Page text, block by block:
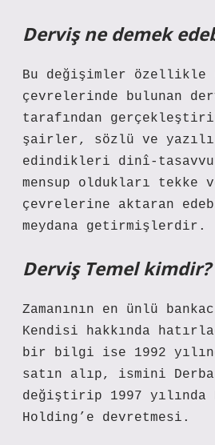
Derviş ne demek
Bu değişimler özellikle
çevrelerinde bulunan
tarafından
şairler, sözlü ve
edindikleri dinî-
mensup oldukları tekke
çevrelerine aktaran
meydana getirmişlerdir.
Derviş Temel kimdir?
Zamanının en ünlü
Kendisi hakkında
bir bilgi ise 1992
satın alıp, ismini
değiştirip 1997 yılında
Holding’e devretmesi.